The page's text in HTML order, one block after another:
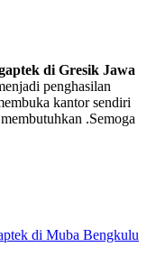
di Gresik Jawa
penghasilan
kantor sendiri
.Semoga